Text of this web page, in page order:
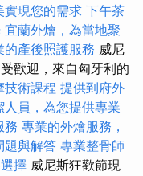
實現您的需求 下午茶
宜蘭外燴，為當地聚
產後照護服務 威尼
歡迎，來自匈牙利的
技術課程 提供到府外
人員，為您提供專業
務 專業的外燴服務，
題與解答 專業整骨師
擇 威尼斯狂歡節現